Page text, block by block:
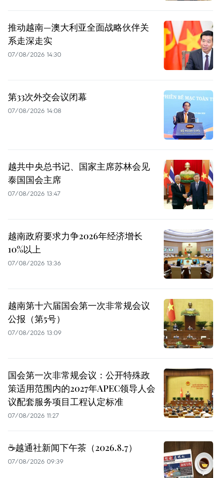
推动越南—澳大利亚全面战略伙伴关
系走深走实
07/08/2026 14:30
第33次外交会议闭幕
07/08/2026 14:08
越共中央总书记、国家主席苏林会见
泰国国会主席
07/08/2026 13:47
越南政府要求力争2026年经济增长
10%以上
07/08/2026 13:36
越南第十六届国会第一次非常规会议
公报（第5号）
07/08/2026 13:09
国会第一次非常规会议：公开特殊政
策适用范围内的2027年APEC领导人会
议配套服务项目工程认定标准
07/08/2026 11:27
☕️越通社新闻下午茶（2026.8.7）
07/08/2026 09:39